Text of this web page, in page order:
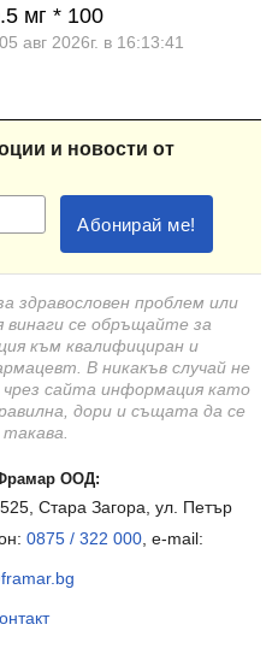
мг * 100
авг 2026г. в 16:13:41
и новости от
здравословен проблем или
винаги се обръщайте за
към квалифициран и
В никакъв случай не
сайта информация като
дори и същата да се
ООД:
Стара Загора, ул. Петър
0875 / 322 000, e-mail: